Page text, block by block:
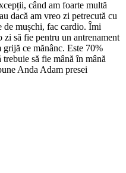
când am foarte multă
dacă am vreo zi petrecută cu
de mușchi, fac cardio. Îmi
să fie pentru un antrenament
ce mănânc. Este 70%
să fie mână în mână
Anda Adam presei